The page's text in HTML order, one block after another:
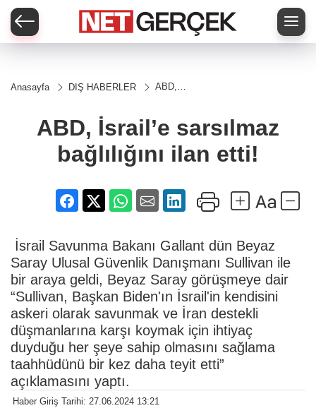
Anasayfa DIŞ HABERLER
ABD,
bağlılığını
ilan etti!
ABD, İsrail’e sarsılmaz
bağlılığını ilan etti!
İsrail Savunma Bakanı Gallant dün Beyaz
Saray Ulusal Güvenlik Danışmanı Sullivan ile
bir araya geldi, Beyaz Saray görüşmeye dair
“Sullivan, Başkan Biden'ın İsrail'in kendisini
askeri olarak savunmak ve İran destekli
düşmanlarına karşı koymak için ihtiyaç
duyduğu her şeye sahip olmasını sağlama
taahhüdünü bir kez daha teyit etti”
açıklamasını yaptı.
Haber Giriş Tarihi: 27.06.2024 13:21